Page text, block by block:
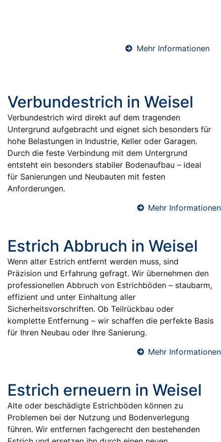
Mehr Informationen
Verbundestrich in Weisel
Verbundestrich wird direkt auf dem tragenden
Untergrund aufgebracht und eignet sich besonders für
hohe Belastungen in Industrie, Keller oder Garagen.
Durch die feste Verbindung mit dem Untergrund
entsteht ein besonders stabiler Bodenaufbau – ideal
für Sanierungen und Neubauten mit festen
Anforderungen.
Mehr Informationen
Estrich Abbruch in Weisel
Wenn alter Estrich entfernt werden muss, sind
Präzision und Erfahrung gefragt. Wir übernehmen den
professionellen Abbruch von Estrichböden – staubarm,
effizient und unter Einhaltung aller
Sicherheitsvorschriften. Ob Teilrückbau oder
komplette Entfernung – wir schaffen die perfekte Basis
für Ihren Neubau oder Ihre Sanierung.
Mehr Informationen
Estrich erneuern in Weisel
Alte oder beschädigte Estrichböden können zu
Problemen bei der Nutzung und Bodenverlegung
führen. Wir entfernen fachgerecht den bestehenden